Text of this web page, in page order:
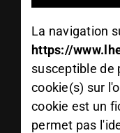
La navigation
https://
susceptible de
cookie(s) sur
cookie est un
permet pas